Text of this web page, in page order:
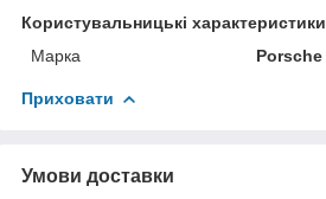
Користувальницькі характеристики
Марка
Porsche
Приховати
Умови доставки